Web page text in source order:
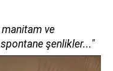
manitam ve
şenlikler..."